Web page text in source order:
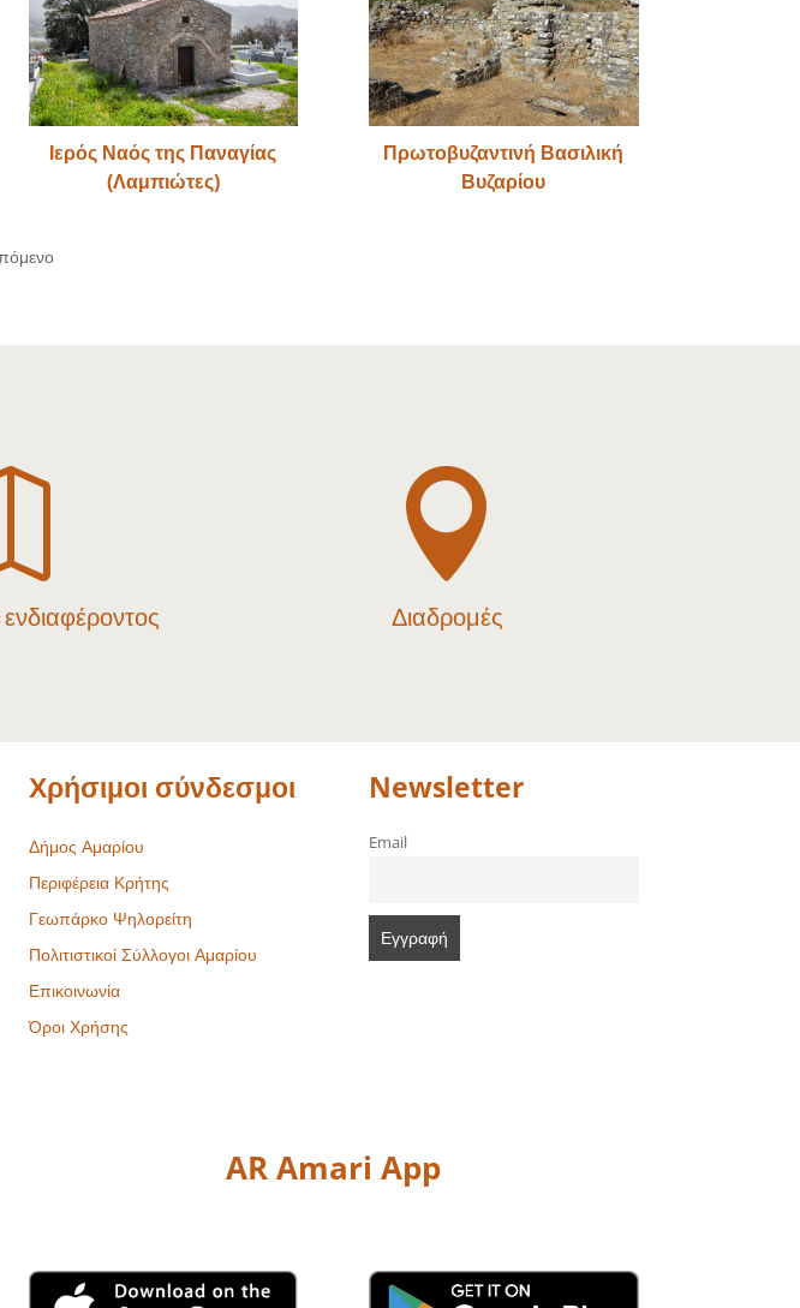
Ιερός Ναός της Παναγίας
(Λαμπιώτες)
Πρωτοβυζαντινή Βασιλική
Βυζαρίου

Διαδρομές
Χρήσιμοι σύνδεσμοι
Δήμος Αμαρίου
Περιφέρεια Κρήτης
Γεωπάρκο Ψηλορείτη
Πολιτιστικοί Σύλλογοι Αμαρίου
Επικοινωνία
Όροι Χρήσης
Newsletter
Email
AR Amari App